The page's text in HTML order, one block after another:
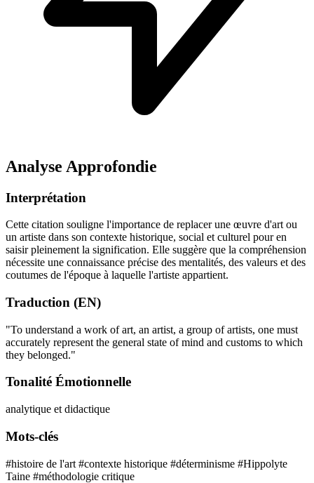
Analyse Approfondie
Interprétation
Cette citation souligne l'importance de replacer une œuvre d'art ou
un artiste dans son contexte historique, social et culturel pour en
saisir pleinement la signification. Elle suggère que la compréhension
nécessite une connaissance précise des mentalités, des valeurs et des
coutumes de l'époque à laquelle l'artiste appartient.
Traduction (EN)
"To understand a work of art, an artist, a group of artists, one must
accurately represent the general state of mind and customs to which
they belonged."
Tonalité Émotionnelle
analytique et didactique
Mots-clés
#histoire de l'art #contexte historique #déterminisme #Hippolyte
Taine #méthodologie critique